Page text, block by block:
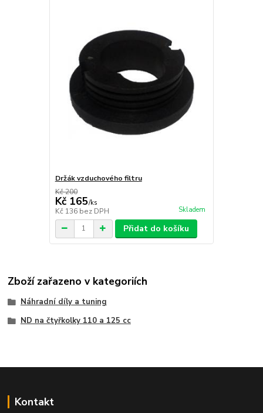
Držák vzduchového filtru
Kč 200
Kč 165/ks
Kč 136 bez DPH Skladem
Přidat do košíku
Zboží zařazeno v kategoriích
Náhradní díly a tuning
ND na čtyřkolky 110 a 125 cc
Kontakt